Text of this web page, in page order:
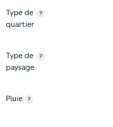
Type de
quartier
?
Type de
paysage
?
Pluie ?